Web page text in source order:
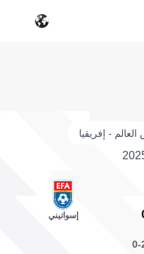
- إفريقيا
إسواتيني
2-